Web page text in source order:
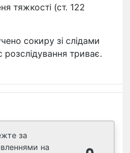
тяжкості (ст. 122
сокиру зі слідами
розслідування триває.
за
на